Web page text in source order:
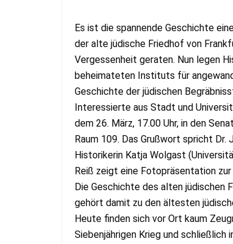
Es ist die spannende Geschichte
der alte jüdische Friedhof von
Vergessenheit geraten. Nun legen
beheimateten Instituts für
Geschichte der jüdischen
Interessierte aus Stadt und
dem 26. März, 17.00 Uhr, in den
Raum 109. Das Grußwort spricht Dr.
Historikerin Katja Wolgast
Reiß zeigt eine Fotopräsentation
Die Geschichte des alten jüdischen
gehört damit zu den ältesten
Heute finden sich vor Ort kaum
Siebenjährigen Krieg und